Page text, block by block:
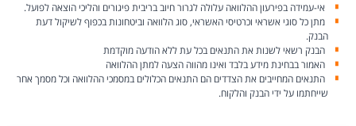
אי-עמידה בפירעון ההלוואה עלולה לגרור חיוב בריבית פיגורים והליכי הוצאה לפועל.
מתן כל סוגי אשראי וכרטיסי האשראי, סוג הלוואה וביטחונות בכפוף לשיקול דעת
הבנק.
הבנק רשאי לשנות את התנאים בכל עת ללא הודעה מוקדמת
האמור בבחינת מידע בלבד ואינו מהווה הצעה למתן ההלוואה
התנאים המחייבים את הצדדים הם התנאים הכלולים במסמכי ההלוואה וכל מסמך אחר
שייחתמו על ידי הבנק והלקוח.